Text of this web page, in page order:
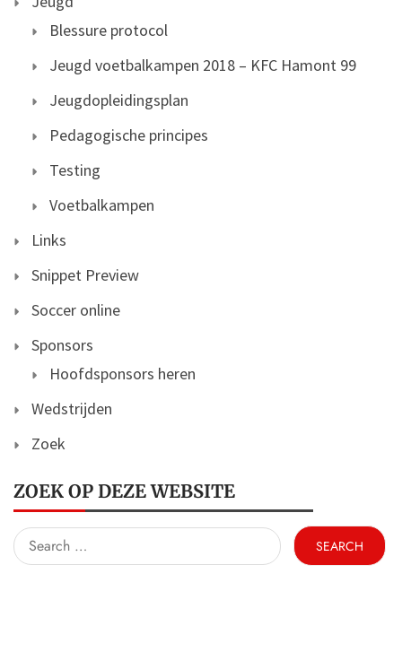
Blessure protocol
Jeugd voetbalkampen 2018 – KFC Hamont 99
Jeugdopleidingsplan
Pedagogische principes
Testing
Voetbalkampen
Links
Snippet Preview
Soccer online
Sponsors
Hoofdsponsors heren
Wedstrijden
Zoek
ZOEK OP DEZE WEBSITE
Search
for: